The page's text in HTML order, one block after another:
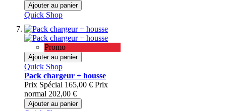
Ajouter au panier
Quick Shop
Promo
Ajouter au panier
Quick Shop
Pack chargeur + housse
Prix Spécial 165,00 € Prix
normal 202,00 €
Ajouter au panier